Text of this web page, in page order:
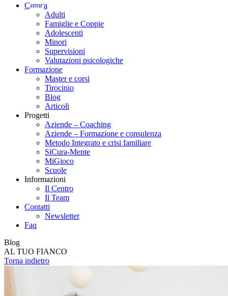
Clinica
Adulti
Famiglie e Coppie
Adolescenti
Minori
Supervisioni
Valutazioni psicologiche
Formazione
Master e corsi
Tirocinio
Blog
Articoli
Progetti
Aziende – Coaching
Aziende – Formazione e consulenza
Metodo Integrato e crisi familiare
SiCura-Mente
MiGioco
Scuole
Informazioni
Il Centro
Il Team
Contatti
Newsletter
Faq
Blog
AL TUO FIANCO
Torna indietro